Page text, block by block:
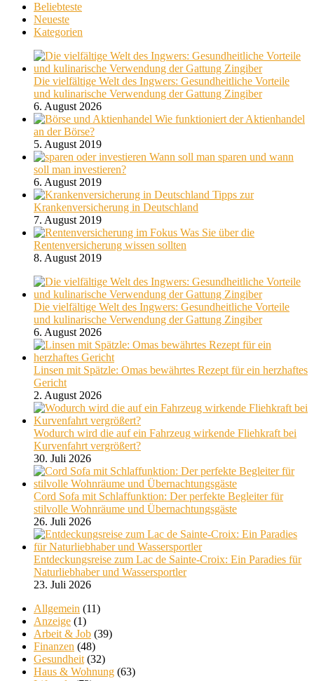
Beliebteste
Neueste
Kategorien
Die vielfältige Welt des Ingwers: Gesundheitliche Vorteile
und kulinarische Verwendung der Gattung Zingiber
6. August 2026
Wie funktioniert der Aktienhandel
an der Börse?
5. August 2019
Wann soll man sparen und wann
soll man investieren?
6. August 2019
Tipps zur
Krankenversicherung in Deutschland
7. August 2019
Was Sie über die
Rentenversicherung wissen sollten
8. August 2019
Die vielfältige Welt des Ingwers: Gesundheitliche Vorteile
und kulinarische Verwendung der Gattung Zingiber
6. August 2026
Linsen mit Spätzle: Omas bewährtes Rezept für ein herzhaftes
Gericht
2. August 2026
Wodurch wird die auf ein Fahrzeug wirkende Fliehkraft bei
Kurvenfahrt vergrößert?
30. Juli 2026
Cord Sofa mit Schlaffunktion: Der perfekte Begleiter für
stilvolle Wohnräume und Übernachtungsgäste
26. Juli 2026
Entdeckungsreise zum Lac de Sainte-Croix: Ein Paradies für
Naturliebhaber und Wassersportler
23. Juli 2026
Allgemein (11)
Anzeige (1)
Arbeit & Job (39)
Finanzen (48)
Gesundheit(32)
Haus & Wohnung (63)